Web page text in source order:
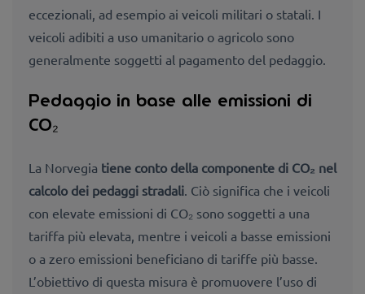
eccezionali, ad esempio ai veicoli militari o statali. I
veicoli adibiti a uso umanitario o agricolo sono
generalmente soggetti al pagamento del pedaggio.
Pedaggio in base alle emissioni di
CO₂
La Norvegia tiene conto della componente di CO₂ nel
calcolo dei pedaggi stradali . Ciò significa che i veicoli
con elevate emissioni di CO₂ sono soggetti a una
tariffa più elevata, mentre i veicoli a basse emissioni
o a zero emissioni beneficiano di tariffe più basse.
L’obiettivo di questa misura è promuovere l’uso di